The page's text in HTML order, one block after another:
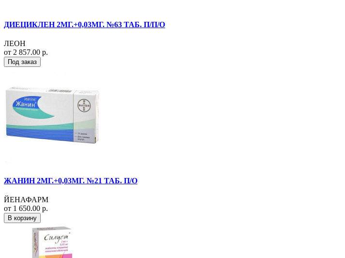
ДИЕЦИКЛЕН 2МГ.+0,03МГ. №63 ТАБ. П/П/О
ЛЕОН
от 2 857.00 р.
Под заказ
ЖАНИН 2МГ.+0,03МГ. №21 ТАБ. П/О
ЙЕНАФАРМ
от 1 650.00 р.
В корзину